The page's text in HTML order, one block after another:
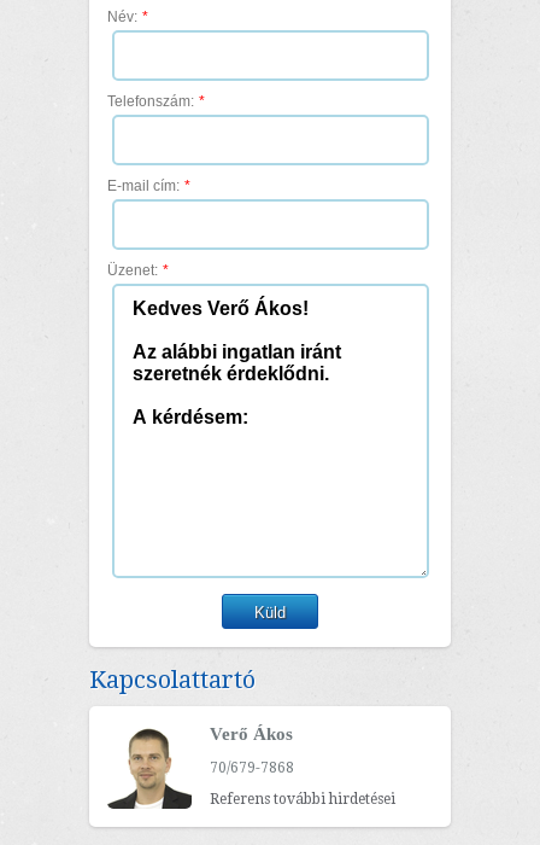
Név: *
Telefonszám: *
E-mail cím: *
Üzenet: *
Kapcsolattartó
Verő Ákos
70/679-7868
Referens további hirdetései